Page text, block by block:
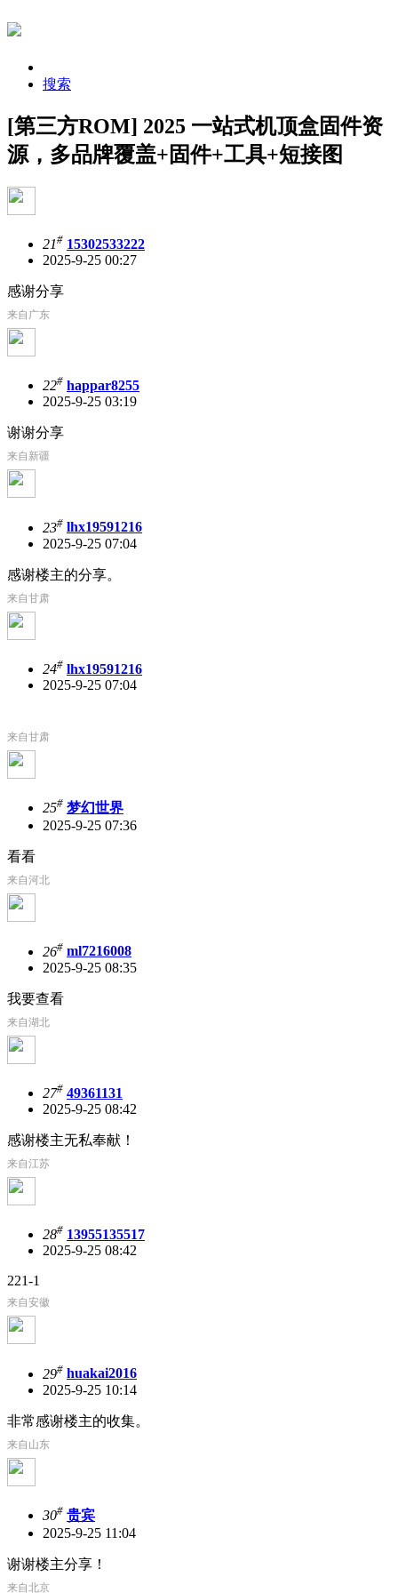
搜索
[第三方ROM] 2025 一站式机顶盒固件资
源，多品牌覆盖+固件+工具+短接图
21# 15302533222
2025-9-25 00:27
感谢分享
来自广东
22# happar8255
2025-9-25 03:19
谢谢分享
来自新疆
23# lhx19591216
2025-9-25 07:04
感谢楼主的分享。
来自甘肃
24# lhx19591216
2025-9-25 07:04
来自甘肃
25# 梦幻世界
2025-9-25 07:36
看看
来自河北
26# ml7216008
2025-9-25 08:35
我要查看
来自湖北
27# 49361131
2025-9-25 08:42
感谢楼主无私奉献！
来自江苏
28# 13955135517
2025-9-25 08:42
221-1
来自安徽
29# huakai2016
2025-9-25 10:14
非常感谢楼主的收集。
来自山东
30# 贵宾
2025-9-25 11:04
谢谢楼主分享！
来自北京